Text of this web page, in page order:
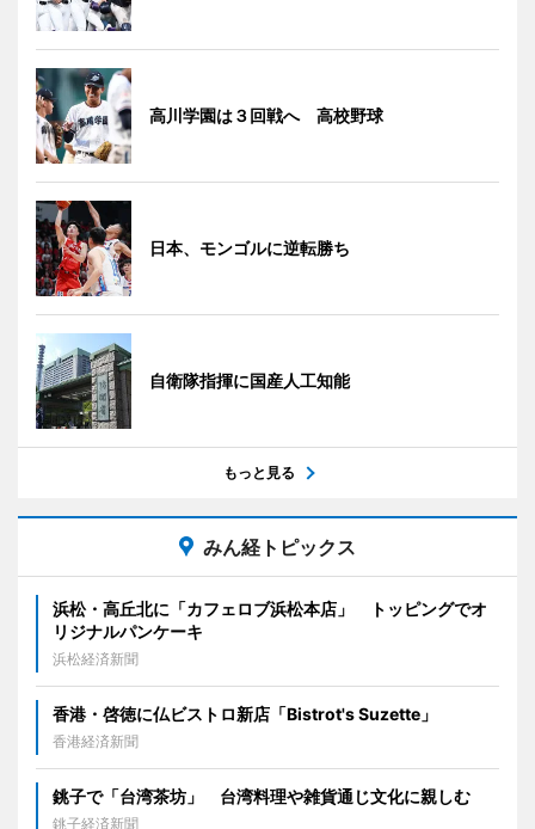
高川学園は３回戦へ 高校野球
日本、モンゴルに逆転勝ち
自衛隊指揮に国産人工知能
もっと見る
みん経トピックス
浜松・高丘北に「カフェロブ浜松本店」 トッピングでオ
リジナルパンケーキ
浜松経済新聞
香港・啓徳に仏ビストロ新店「Bistrot's Suzette」
香港経済新聞
銚子で「台湾茶坊」 台湾料理や雑貨通じ文化に親しむ
銚子経済新聞